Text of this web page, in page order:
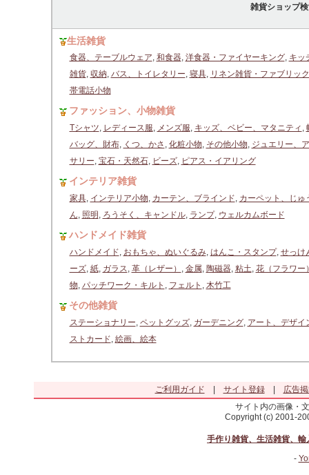
雑貨ショップ
生活雑貨
食器、テーブルウェア, 和食器, 洋食器・ファイヤーキング, キッ
雑貨, 収納, バス、トイレタリー, 寝具, リネン雑貨・ファブリック
帯電話小物
ファッション、小物雑貨
Tシャツ, レディース服, メンズ服, キッズ、ベビー、マタニティ ,
バッグ、財布, くつ、かさ , 化粧小物, その他小物, ジュエリー、
サリー, 宝石・天然石, ビーズ, ピアス・イアリング
インテリア雑貨
家具, インテリア小物, カーテン、ブラインド, カーペット、じゅ
ん, 照明 , ろうそく、キャンドル, ランプ, ウェルカムボード
ハンドメイド雑貨
ハンドメイド, おもちゃ、ぬいぐるみ, はんこ・スタンプ, せっけ
ーズ, 紙, ガラス, 革（レザー） , 金属, 陶磁器, 粘土, 花（フラワー
物, パッチワーク・キルト , フェルト , 木竹工
その他雑貨
ステーショナリー, ペットグッズ, ガーデニング, アート、デザイ
ストカード, 絵画、絵本
ご利用ガイド サイト登録|
広告
サイト内の画像・
Copyright (c) 2001-
手作り雑貨、生活雑貨、
-